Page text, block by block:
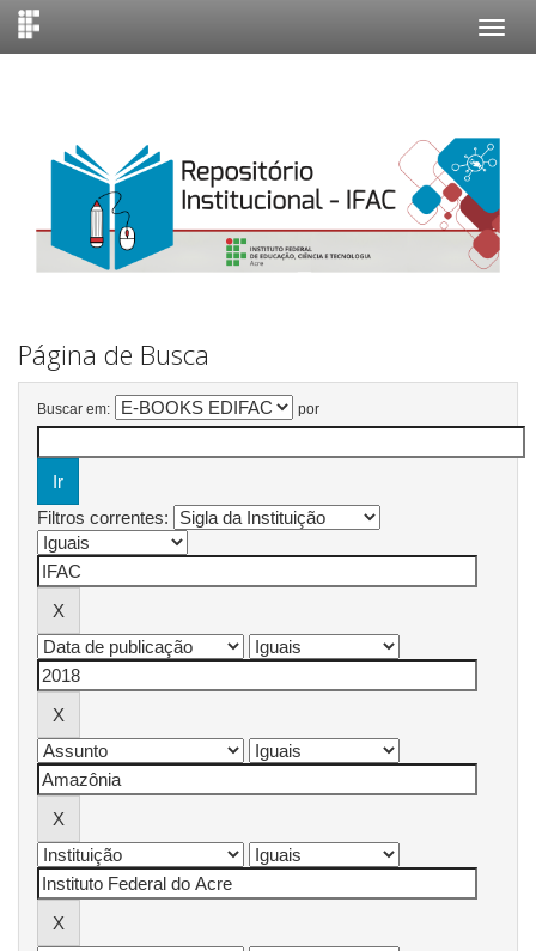
Página de Busca
Buscar em: por
Filtros correntes: